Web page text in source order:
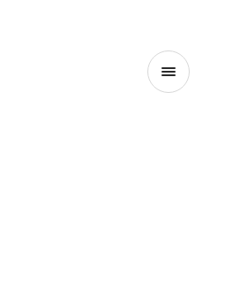
ᲞᲠᲝᲔᲥᲢᲘᲡ ᲨᲔᲡᲐᲮᲔᲑ